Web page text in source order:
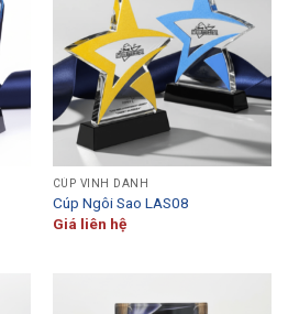
CÚP VINH DANH
Cúp Ngôi Sao LAS08
Giá liên hệ